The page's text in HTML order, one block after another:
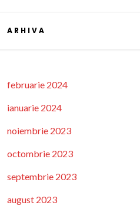
ARHIVA
februarie 2024
ianuarie 2024
noiembrie 2023
octombrie 2023
septembrie 2023
august 2023